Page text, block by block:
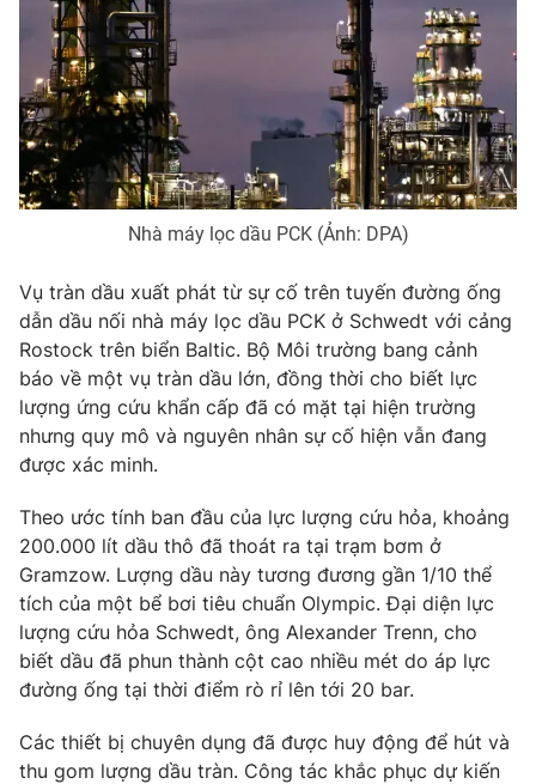
Phim VTV
Hậu trường
Nhân vật
Khán giả
Giải sao mai
Giải trí
Điện ảnh
Âm nhạc
Sao
Đời sống
Du lịch
Làm đẹp
Giáo dục
Học trực tuyến
Hitech Công nghệ tương lai
Sản phẩm
Thị trường
Tư vấn
Giao lưu trực tuyến
Lịch phát sóng
Chuyên mục khác
Emagazine Podcast
Photo Infographic
Video Shorts video
VTV Money VTV Thể thao
Nhà máy lọc dầu PCK (Ảnh: DPA)
Vụ tràn dầu xuất phát từ sự cố trên tuyến đường ống
dẫn dầu nối nhà máy lọc dầu PCK ở Schwedt với cảng
Rostock trên biển Baltic. Bộ Môi trường bang cảnh
báo về một vụ tràn dầu lớn, đồng thời cho biết lực
lượng ứng cứu khẩn cấp đã có mặt tại hiện trường
nhưng quy mô và nguyên nhân sự cố hiện vẫn đang
được xác minh.
Theo ước tính ban đầu của lực lượng cứu hỏa, khoảng
200.000 lít dầu thô đã thoát ra tại trạm bơm ở
Gramzow. Lượng dầu này tương đương gần 1/10 thể
tích của một bể bơi tiêu chuẩn Olympic. Đại diện lực
lượng cứu hỏa Schwedt, ông Alexander Trenn, cho
biết dầu đã phun thành cột cao nhiều mét do áp lực
đường ống tại thời điểm rò rỉ lên tới 20 bar.
Các thiết bị chuyên dụng đã được huy động để hút và
thu gom lượng dầu tràn. Công tác khắc phục dự kiến